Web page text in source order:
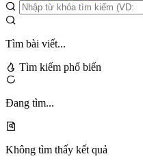
Tìm bài viết...
Tìm kiếm phổ biến
Đang tìm...
Không tìm thấy kết quả